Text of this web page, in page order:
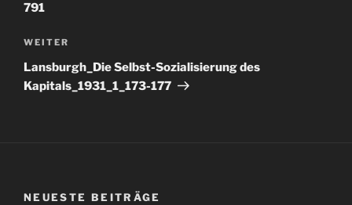
791
Nächster
Beitrag
WEITER
Lansburgh_Die Selbst-Sozialisierung des
Kapitals_1931_1_173-177
NEUESTE BEITRÄGE